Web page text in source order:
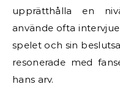
upprätthålla en
använde ofta
spelet och sin
resonerade med
hans arv.